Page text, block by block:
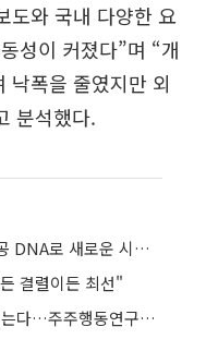
도와 국내 다양한 요
성이 커졌다”며 “개
낙폭을 줄였지만 외
분석했다.
삼성전자 TV 수장 이원진 사장 “성공 DNA로 새로운 시대 맞이해야”
결렬이든 최선"
삼성전자 파업 이슈, 주주 관점서 짚는다…주주행동연구원, 전문가 좌담회 개최